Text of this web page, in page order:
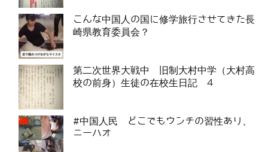
こんな中国人の国に修学旅行させてきた長
崎県教育委員会？
第二次世界大戦中 旧制大村中学（大村高
校の前身）生徒の在校生日記 4
#中国人民 どこでもウンチの習性あり、
ニーハオ